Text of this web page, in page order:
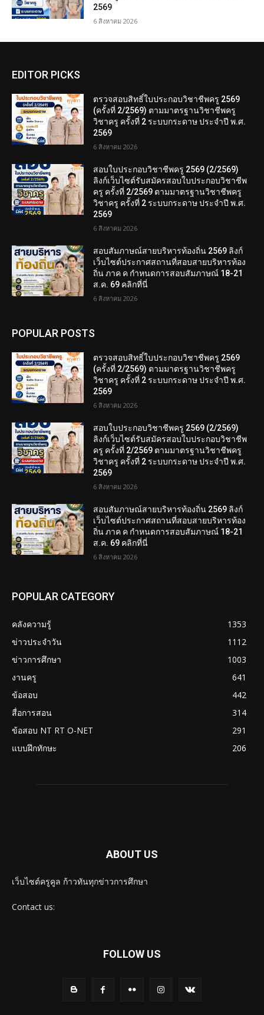
2569
6 สิงหาคม 2026
EDITOR PICKS
ตรวจสอบสิทธิ์ใบประกอบวิชาชีพครู 2569
(ครั้งที่ 2/2569) ตามมาตรฐานวิชาชีพครู
วิชาครู ครั้งที่ 2 ระบบกระดาษ ประจำปี พ.ศ.
2569
6 สิงหาคม 2026
สอบใบประกอบวิชาชีพครู 2569 (2/2569)
ลิงก์เว็บไซต์รับสมัครสอบใบประกอบวิชาชีพ
ครู ครั้งที่ 2/2569 ตามมาตรฐานวิชาชีพครู
วิชาครู ครั้งที่ 2 ระบบกระดาษ ประจำปี พ.ศ.
2569
6 สิงหาคม 2026
สอบสัมภาษณ์สายบริหารท้องถิ่น 2569 ลิงก์
เว็บไซต์ประกาศสถานที่สอบสายบริหารท้อง
ถิ่น ภาค ค กำหนดการสอบสัมภาษณ์ 18-21
ส.ค. 69 คลิกที่นี่
6 สิงหาคม 2026
POPULAR POSTS
ตรวจสอบสิทธิ์ใบประกอบวิชาชีพครู 2569
(ครั้งที่ 2/2569) ตามมาตรฐานวิชาชีพครู
วิชาครู ครั้งที่ 2 ระบบกระดาษ ประจำปี พ.ศ.
2569
6 สิงหาคม 2026
สอบใบประกอบวิชาชีพครู 2569 (2/2569)
ลิงก์เว็บไซต์รับสมัครสอบใบประกอบวิชาชีพ
ครู ครั้งที่ 2/2569 ตามมาตรฐานวิชาชีพครู
วิชาครู ครั้งที่ 2 ระบบกระดาษ ประจำปี พ.ศ.
2569
6 สิงหาคม 2026
สอบสัมภาษณ์สายบริหารท้องถิ่น 2569 ลิงก์
เว็บไซต์ประกาศสถานที่สอบสายบริหารท้อง
ถิ่น ภาค ค กำหนดการสอบสัมภาษณ์ 18-21
ส.ค. 69 คลิกที่นี่
6 สิงหาคม 2026
POPULAR CATEGORY
คลังความรู้
1353
ข่าวประจำวัน
1112
ข่าวการศึกษา
1003
งานครู
641
ข้อสอบ
442
สื่อการสอน
314
ข้อสอบ NT RT O-NET
291
แบบฝึกทักษะ
206
ABOUT US
เว็บไซต์ครูคูล ก้าวทันทุกข่าวการศึกษา
Contact us:
FOLLOW US